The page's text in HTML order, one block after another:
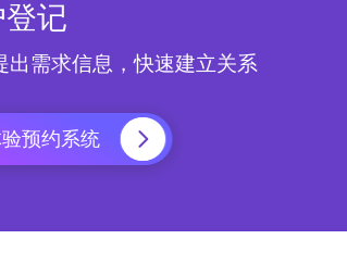
预约系统
记
出需求信息，快速建立关系